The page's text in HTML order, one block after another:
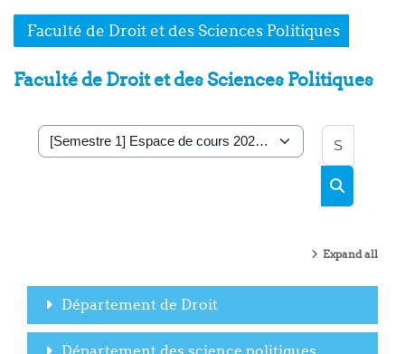
Faculté de Droit et des Sciences Politiques
Faculté de Droit et des Sciences Politiques
Course categories
Expand all
Département de Droit
Département des science politiques